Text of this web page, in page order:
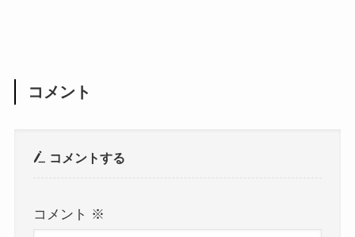
コメント
コメントする
コメント ※